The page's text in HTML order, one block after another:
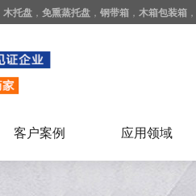
木托盘 ， 免熏蒸托盘 ， 钢带箱 ， 木箱包装箱 ，
客户案例 应用领域